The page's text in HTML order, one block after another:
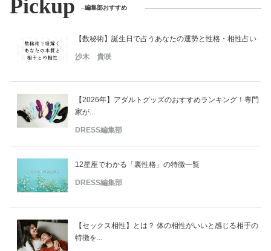
Pickup 編集部おすすめ
【数秘術】誕生日で占うあなたの運勢と性格・相性占い
沙木 貴咲
【2026年】アダルトグッズのおすすめランキング！専門
家が...
DRESS編集部
12星座でわかる「裏性格」の特徴一覧
DRESS編集部
【セックス相性】とは？ 体の相性がいいと感じる相手の
特徴を...